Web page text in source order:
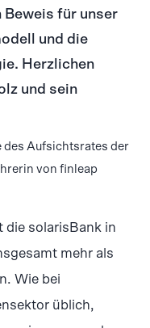
Beweis für unser
und die
Herzlichen
und sein
des Aufsichtsrates der
von finleap
die solarisBank in
mehr als
Wie bei
üblich,